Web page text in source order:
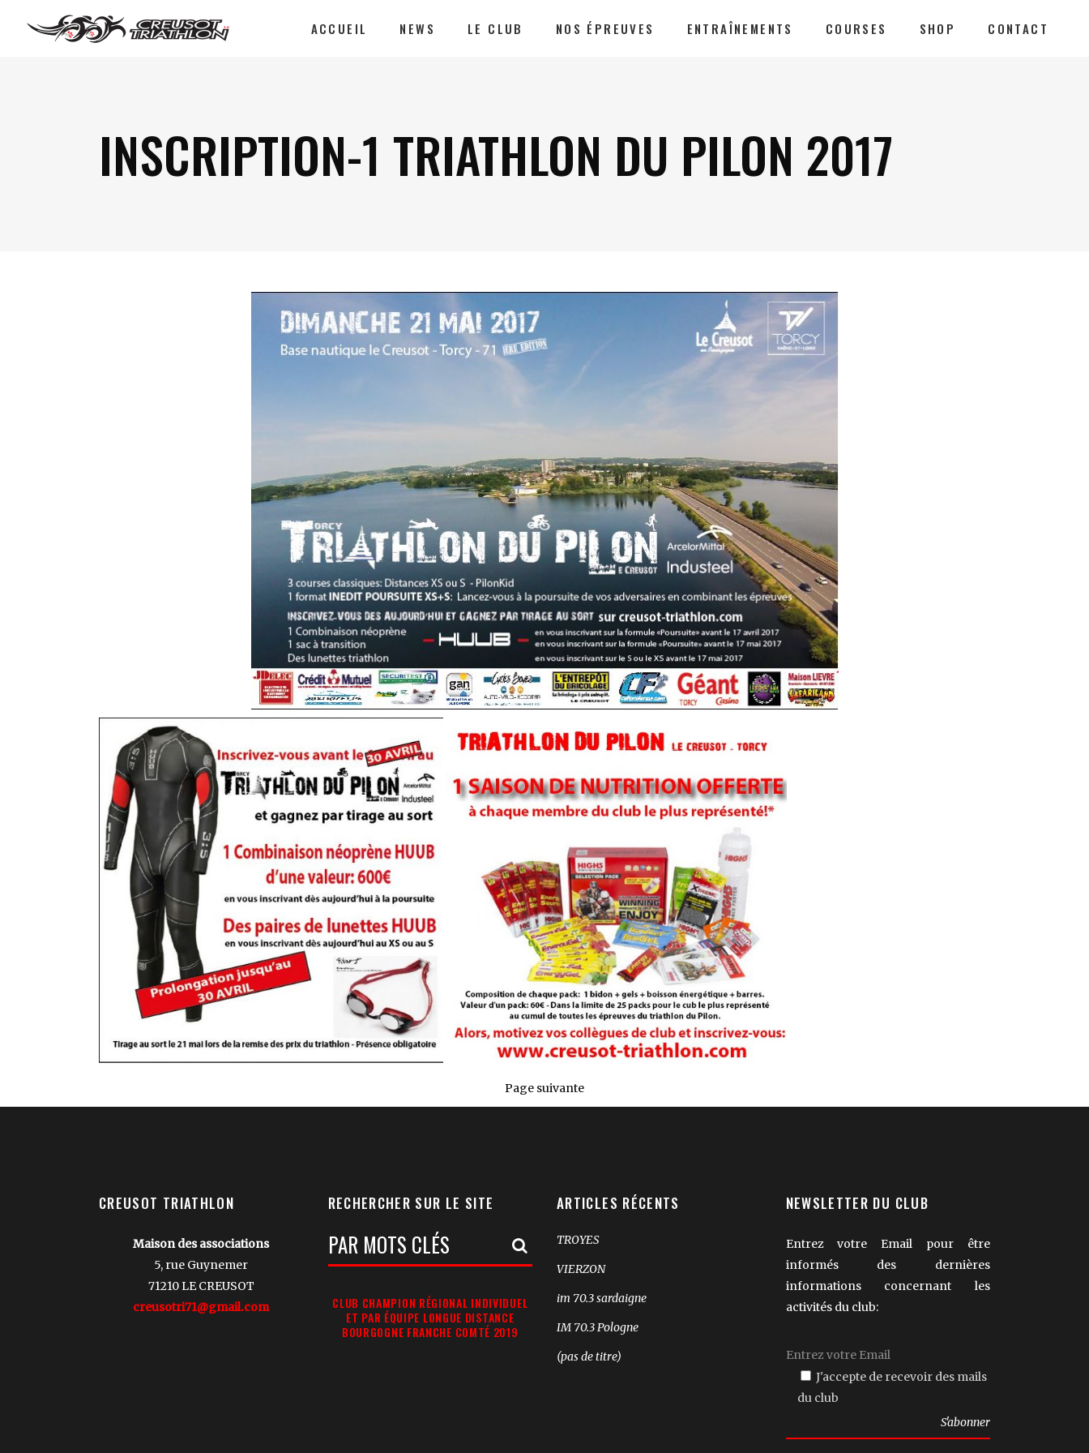
ACCUEIL NEWS LE CLUB NOS ÉPREUVES ENTRAÎNEMENTS COURSES SHOP CONTACT
INSCRIPTION-1 TRIATHLON DU PILON 2017
Page suivante
CREUSOT TRIATHLON
Maison des associations
5, rue Guynemer
71210 LE CREUSOT
creusotri71@gmail.com
RECHERCHER SUR LE SITE
Votre
Recherche:
CLUB CHAMPION RÉGIONAL INDIVIDUEL
ET PAR ÉQUIPE LONGUE DISTANCE
BOURGOGNE FRANCHE COMTÉ 2019
ARTICLES RÉCENTS
TROYES
VIERZON
im 70.3 sardaigne
IM 70.3 Pologne
(pas de titre)
NEWSLETTER DU CLUB
Entrez votre Email pour être
informés des dernières
informations concernant les
activités du club:
J'accepte de recevoir des mails
du club
laisser